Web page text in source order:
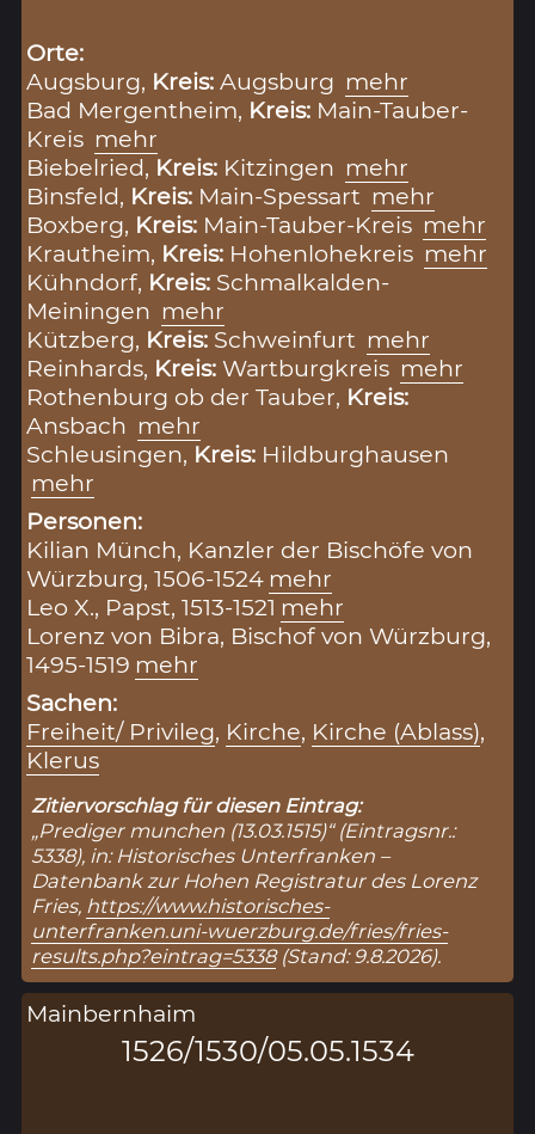
Orte:
Augsburg, Kreis:Augsburg mehr
Bad Mergentheim, Kreis: Main-Tauber-
Kreis mehr
Biebelried, Kreis: Kitzingen mehr
Binsfeld, Kreis: Main-Spessart mehr
Boxberg, Kreis: Main-Tauber-Kreis mehr
Krautheim, Kreis: Hohenlohekreis mehr
Kühndorf, Kreis: Schmalkalden-
Meiningen mehr
Kützberg, Kreis: Schweinfurt mehr
Reinhards, Kreis:Wartburgkreis mehr
Rothenburg ob der Tauber, Kreis:
Ansbach mehr
Schleusingen, Kreis: Hildburghausen
mehr
Personen:
Kilian Münch, Kanzler der Bischöfe von
Würzburg, 1506-1524 mehr
Leo X., Papst, 1513-1521 mehr
Lorenz von Bibra, Bischof von Würzburg,
1495-1519 mehr
Sachen:
Freiheit/ Privileg, Kirche, Kirche (Ablass),
Klerus
Zitiervorschlag für diesen Eintrag:
„Prediger munchen (13.03.1515)“ (Eintragsnr.:
5338), in: Historisches Unterfranken –
Datenbank zur Hohen Registratur des Lorenz
Fries, https://www.historisches-
unterfranken.uni-wuerzburg.de/fries/fries-
results.php?eintrag=5338(Stand: 9.8.2026).
Mainbernhaim
1526/1530/05.05.1534